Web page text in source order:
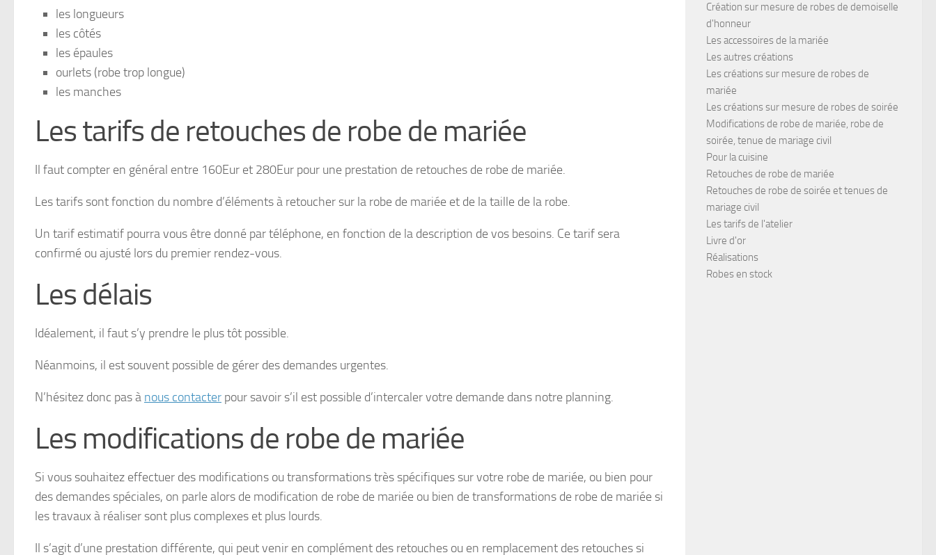
les longueurs
les côtés
les épaules
ourlets (robe trop longue)
les manches
Les tarifs de retouches de robe de mariée
Il faut compter en général entre 160Eur et 280Eur pour une prestation de retouches de robe de mariée.
Les tarifs sont fonction du nombre d’éléments à retoucher sur la robe de mariée et de la taille de la robe.
Un tarif estimatif pourra vous être donné par téléphone, en fonction de la description de vos besoins. Ce tarif sera
confirmé ou ajusté lors du premier rendez-vous.
Les délais
Idéalement, il faut s’y prendre le plus tôt possible.
Néanmoins, il est souvent possible de gérer des demandes urgentes.
N’hésitez donc pas à nous contacter pour savoir s’il est possible d’intercaler votre demande dans notre planning.
Les modifications de robe de mariée
Si vous souhaitez effectuer des modifications ou transformations très spécifiques sur votre robe de mariée, ou bien pour
des demandes spéciales, on parle alors de modification de robe de mariée ou bien de transformations de robe de mariée si
les travaux à réaliser sont plus complexes et plus lourds.
Il s’agit d’une prestation différente, qui peut venir en complément des retouches ou en remplacement des retouches si
Création sur mesure de robes de demoiselle
d'honneur
Les accessoires de la mariée
Les autres créations
Les créations sur mesure de robes de
mariée
Les créations sur mesure de robes de soirée
Modifications de robe de mariée, robe de
soirée, tenue de mariage civil
Pour la cuisine
Retouches de robe de mariée
Retouches de robe de soirée et tenues de
mariage civil
Les tarifs de l'atelier
Livre d'or
Réalisations
Robes en stock